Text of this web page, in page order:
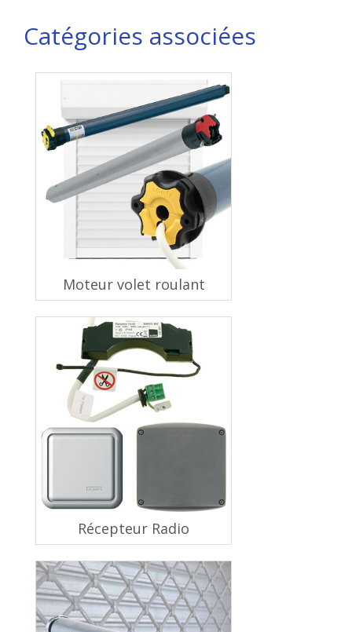
Catégories associées
Moteur volet roulant
Récepteur Radio